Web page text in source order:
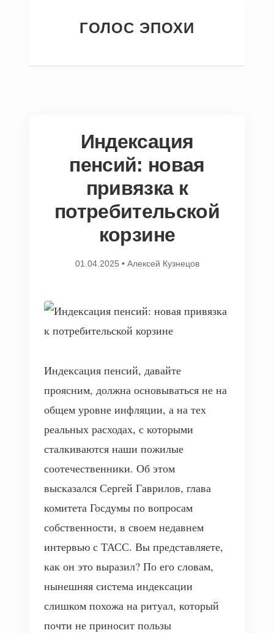
ГОЛОС ЭПОХИ
Индексация
пенсий: новая
привязка к
потребительской
корзине
01.04.2025 • Алексей Кузнецов
Индексация пенсий, давайте
проясним, должна основываться не на
общем уровне инфляции, а на тех
реальных расходах, с которыми
сталкиваются наши пожилые
соотечественники. Об этом
высказался Сергей Гаврилов, глава
комитета Госдумы по вопросам
собственности, в своем недавнем
интервью с ТАСС. Вы представляете,
как он это выразил? По его словам,
нынешняя система индексации
слишком похожа на ритуал, который
почти не приносит пользы